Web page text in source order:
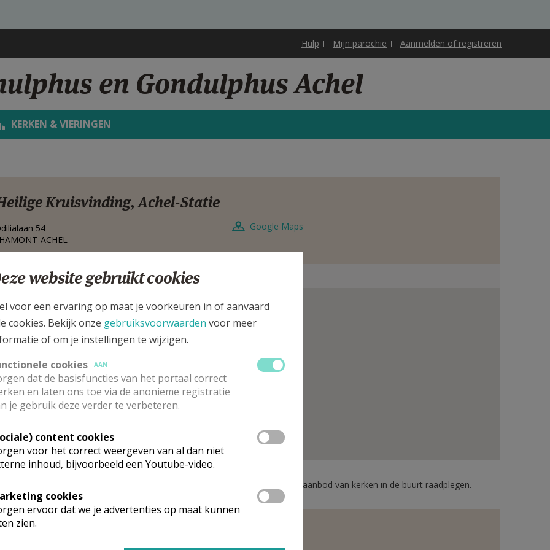
Hulp Mijn parochie Aanmelden of registreren
en Gondulphus Achel
KERKEN & VIERINGEN
Kruisvinding, Achel-Statie
54
HAMONT-ACHEL
Google Maps
54, 3930 HAMONT-ACHEL
vinden geen weekendvieringen plaats. Via de onderstaande lijst kan je het aanbod van kerken in de buurt raadplegen.
website gebruikt cookies
voor een ervaring op maat je voorkeuren in of aanvaard
cookies. Bekijk onze gebruiksvoorwaarden voor meer
of om je instellingen te wijzigen.
cookies
AAN
dat de basisfuncties van het portaal correct
en laten ons toe via de anonieme registratie
je gebruik deze verder te verbeteren.
content cookies
voor het correct weergeven van al dan niet
inhoud, bijvoorbeeld een Youtube-video.
cookies
ervoor dat we je advertenties op maat kunnen
zien.